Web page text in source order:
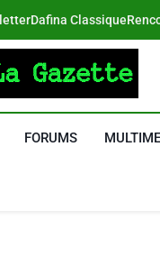
Dafina Classique
FORUMS